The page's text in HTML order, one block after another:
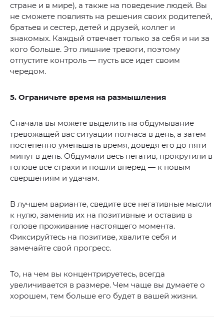
стране и в мире), а также на поведение людей. Вы
не сможете повлиять на решения своих родителей,
братьев и сестер, детей и друзей, коллег и
знакомых. Каждый отвечает только за себя и ни за
кого больше. Это лишние тревоги, поэтому
отпустите контроль — пусть все идет своим
чередом.
5. Ограничьте время на размышления
Сначала вы можете выделить на обдумывание
тревожащей вас ситуации полчаса в день, а затем
постепенно уменьшать время, доведя его до пяти
минут в день. Обдумали весь негатив, прокрутили в
голове все страхи и пошли вперед — к новым
свершениям и удачам.
В лучшем варианте, сведите все негативные мысли
к нулю, заменив их на позитивные и оставив в
голове проживание настоящего момента.
Фиксируйтесь на позитиве, хвалите себя и
замечайте свой прогресс.
То, на чем вы концентрируетесь, всегда
увеличивается в размере. Чем чаще вы думаете о
хорошем, тем больше его будет в вашей жизни.